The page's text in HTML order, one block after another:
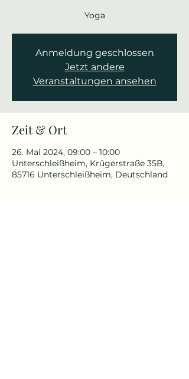
Yoga
Anmeldung geschlossen
Jetzt andere
Veranstaltungen ansehen
Zeit & Ort
26. Mai 2024, 09:00 – 10:00
Unterschleißheim, Krügerstraße 35B,
85716 Unterschleißheim, Deutschland